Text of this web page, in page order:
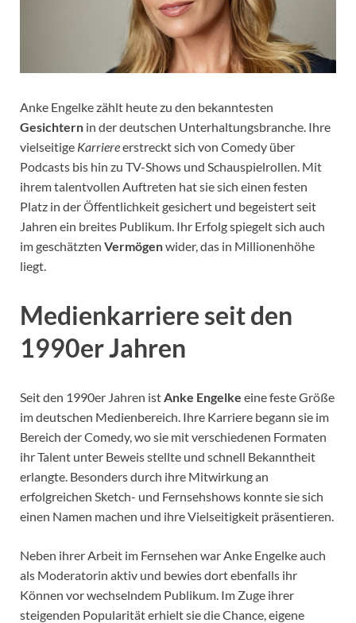
Anke Engelke zählt heute zu den bekanntesten
Gesichtern in der deutschen Unterhaltungsbranche. Ihre
vielseitige Karriereerstreckt sich von Comedy über
Podcasts bis hin zu TV-Shows und Schauspielrollen. Mit
ihrem talentvollen Auftreten hat sie sich einen festen
Platz in der Öffentlichkeit gesichert und begeistert seit
Jahren ein breites Publikum. Ihr Erfolg spiegelt sich auch
im geschätzten Vermögenwider, das in Millionenhöhe
liegt.
Medienkarriere seit den
1990er Jahren
Seit den 1990er Jahren ist Anke Engelke eine feste Größe
im deutschen Medienbereich. Ihre Karriere begann sie im
Bereich der Comedy, wo sie mit verschiedenen Formaten
ihr Talent unter Beweis stellte und schnell Bekanntheit
erlangte. Besonders durch ihre Mitwirkung an
erfolgreichen Sketch- und Fernsehshows konnte sie sich
einen Namen machen und ihre Vielseitigkeit präsentieren.
Neben ihrer Arbeit im Fernsehen war Anke Engelke auch
als Moderatorin aktiv und bewies dort ebenfalls ihr
Können vor wechselndem Publikum. Im Zuge ihrer
steigenden Popularität erhielt sie die Chance, eigene